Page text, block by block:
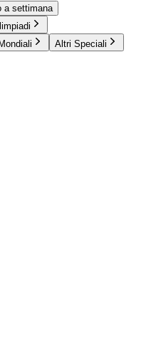
a settimana
Altri Speciali